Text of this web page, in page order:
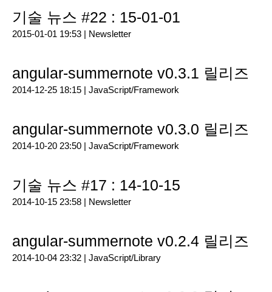
기술 뉴스 #22 : 15-01-01
2015-01-01 19:53 | Newsletter
angular-summernote v0.3.1 릴리즈
2014-12-25 18:15 | JavaScript/Framework
angular-summernote v0.3.0 릴리즈
2014-10-20 23:50 | JavaScript/Framework
기술 뉴스 #17 : 14-10-15
2014-10-15 23:58 | Newsletter
angular-summernote v0.2.4 릴리즈
2014-10-04 23:32 | JavaScript/Library